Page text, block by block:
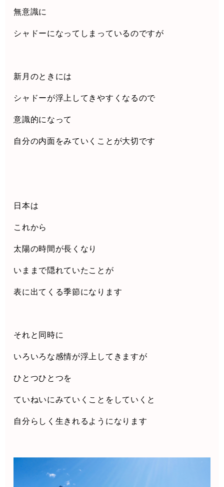
無意識に
シャドーになってしまっているのですが
新月のときには
シャドーが浮上してきやすくなるので
意識的になって
自分の内面をみていくことが大切です
日本は
これから
太陽の時間が長くなり
いままで隠れていたことが
表に出てくる季節になります
それと同時に
いろいろな感情が浮上してきますが
ひとつひとつを
ていねいにみていくことをしていくと
自分らしく生きれるようになります